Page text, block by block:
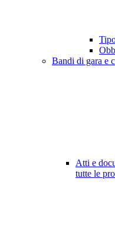
Bandi di gara e
Atti e
tutte le